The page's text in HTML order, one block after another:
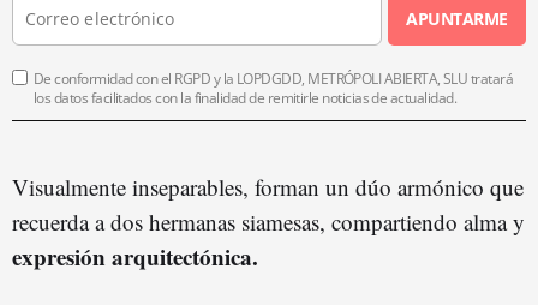
APUNTARME
De conformidad con el RGPD y la LOPDGDD, METRÓPOLI ABIERTA, SLU tratará
los datos facilitados con la finalidad de remitirle noticias de actualidad.
Visualmente inseparables, forman un dúo armónico que
recuerda a dos hermanas siamesas, compartiendo alma y
expresión arquitectónica.